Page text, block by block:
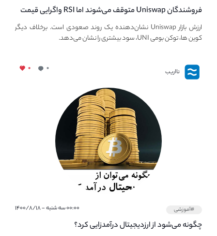
فروشندگان Uniswap متوقف می‌شوند اما RSI واگرایی قیمت
UNI نزولی را توسعه می‌دهد.
ارزش بازار Uniswap نشان‌دهنده یک روند صعودی است. برخلاف دیگر
کوین ها، توکن بومی UNI، سود بیشتری را نشان می‌دهد.
نااریب ۰ ۰
#آموزشی ۰۰:۰۰ سه شنبه - ۱۴۰۰/۸/۱۸
چگونه می‌شود از ارزدیجیتال درآمدزایی کرد؟